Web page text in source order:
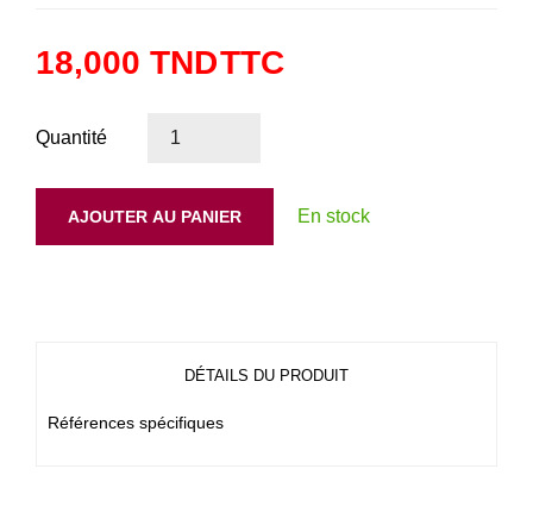
18,000 TNDTTC
Quantité
AJOUTER AU PANIER En stock
DÉTAILS DU PRODUIT
Références spécifiques